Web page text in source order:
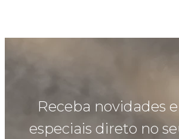
Receba novidades
especiais direto no